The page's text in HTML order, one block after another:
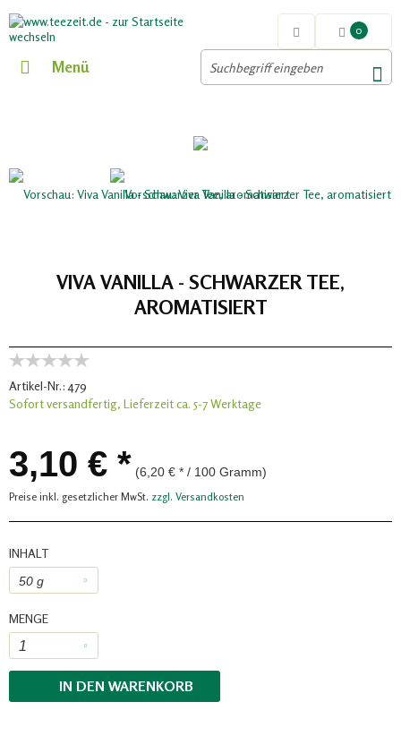
0
Menü
VIVA VANILLA - SCHWARZER TEE,
AROMATISIERT
Artikel-Nr.: 479
Sofort versandfertig, Lieferzeit ca. 5-7 Werktage
3,10 € * (6,20 € * / 100 Gramm)
Preise inkl. gesetzlicher MwSt. zzgl. Versandkosten
INHALT
MENGE
IN DEN WARENKORB